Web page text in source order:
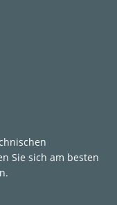
Sie sich am besten